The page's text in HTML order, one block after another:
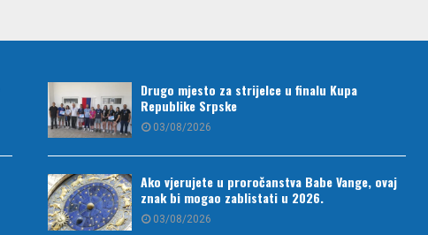
Drugo mjesto za strijelce u finalu Kupa
Republike Srpske
03/08/2026
Ako vjerujete u proročanstva Babe Vange, ovaj
znak bi mogao zablistati u 2026.
03/08/2026